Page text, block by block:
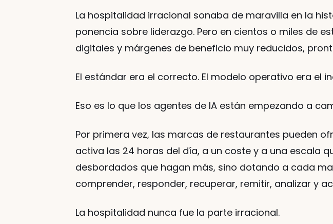
La hospitalidad irracional sonaba de maravilla en la
ponencia sobre liderazgo. Pero en cientos o miles de
digitales y márgenes de beneficio muy reducidos,
El estándar era el correcto. El modelo operativo era el
Eso es lo que los agentes de IA están empezando a
Por primera vez, las marcas de restaurantes pueden
activa las 24 horas del día, a un coste y a una escala
desbordados que hagan más, sino dotando a cada
comprender, responder, recuperar, remitir, analizar y
La hospitalidad nunca fue la parte irracional.